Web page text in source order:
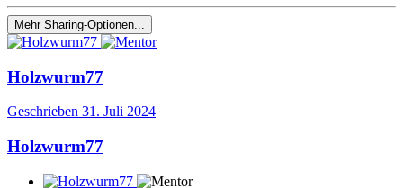
Mehr Sharing-Optionen...
Holzwurm77
Geschrieben 31. Juli 2024
Holzwurm77